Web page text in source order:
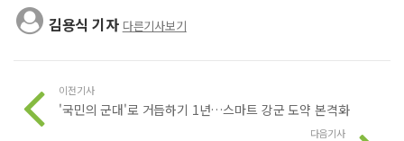
김용식 기자 다른기사보기
이전기사
'국민의 군대'로 거듭하기 1년…스마트 강군 도약 본격화
다음기사